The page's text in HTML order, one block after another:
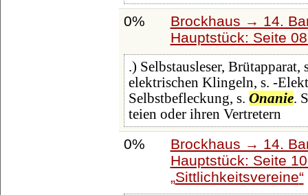
0%
Brockhaus → 14.
Hauptstück: Seite
.) Selbstausleser,
elektrischen Klingeln, s. -
Selbstbefleckung, s. Onanie.
teien oder ihren Vertretern
0%
Brockhaus → 14.
Hauptstück: Seite
Sittlichkeitsvereine